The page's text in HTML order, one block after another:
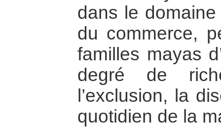
dans le
du commerce,
familles mayas
degré de
l’exclusion, la
quotidien de la